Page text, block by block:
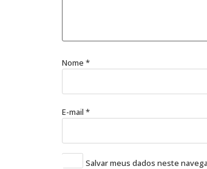
Nome *
E-mail *
Salvar meus dados neste